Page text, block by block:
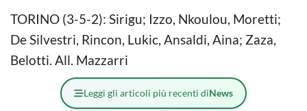
TORINO (3-5-2): Sirigu; Izzo, Nkoulou, Moretti;
De Silvestri, Rincon, Lukic, Ansaldi, Aina; Zaza,
Belotti. All. Mazzarri
Leggi gli articoli più recenti diNews